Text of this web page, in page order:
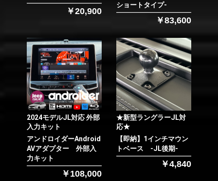
￥20,900
ショートタイプ-
￥83,600
2024モデルJL対応 外部
入力キット
アンドロイダーAndroid
AVアダプター 外部入
力キット
￥108,000
★新型ラングラーJL対
応★
【即納】1インチマウン
トベース -JL後期-
￥4,840